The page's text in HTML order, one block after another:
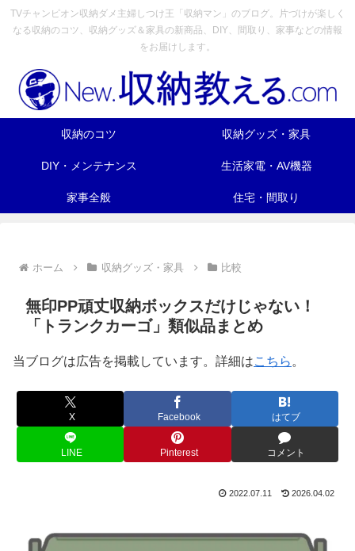
TVチャンピオン収納ダメ主婦しつけ王「収納マン」のブログ。片づけが楽しく
なる収納のコツ、収納グッズ＆家具の新商品、DIY、間取り、家事などの情報
をお届けします。
収納のコツ 収納グッズ・家具
DIY・メンテナンス 生活家電・AV機器
家事全般 住宅・間取り
ホーム 収納グッズ・家具 比較
無印PP頑丈収納ボックスだけじゃない！
「トランクカーゴ」類似品まとめ
当ブログは広告を掲載しています。詳細はこちら 。
X Facebook はてブ
LINE Pinterest コメント
2022.07.11 2026.04.02